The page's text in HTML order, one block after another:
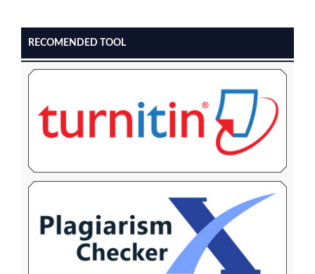
RECOMENDED TOOL